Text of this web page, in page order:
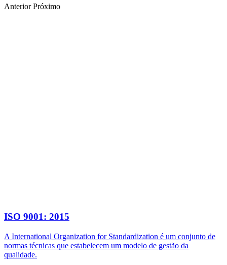
Anterior Próximo
ISO 9001: 2015
A International Organization for Standardization é um conjunto de
normas técnicas que estabelecem um modelo de gestão da
qualidade.